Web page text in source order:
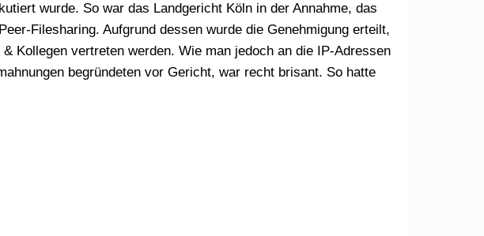
wurde. So war das Landgericht Köln in der Annahme, das
Filesharing. Aufgrund dessen wurde die Genehmigung erteilt,
Kollegen vertreten werden. Wie man jedoch an die IP-Adressen
begründeten vor Gericht, war recht brisant. So hatte